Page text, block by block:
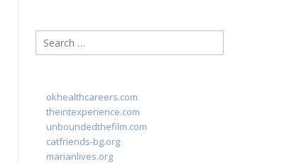
Search
for:
okhealthcareers.com
theintexperience.com
unboundedthefilm.com
catfriends-bg.org
marianlives.org